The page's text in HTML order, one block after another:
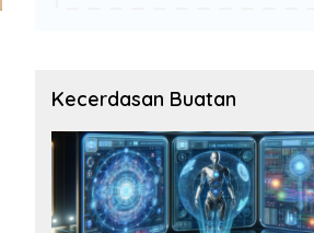
Kecerdasan Buatan